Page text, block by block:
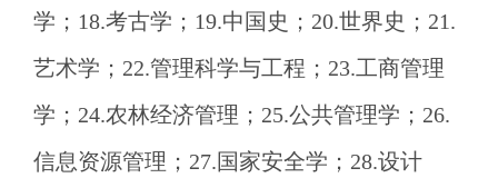
学；18.考古学；19.中国史；20.世界史；21.
艺术学；22.管理科学与工程；23.工商管理
学；24.农林经济管理；25.公共管理学；26.
信息资源管理；27.国家安全学；28.设计